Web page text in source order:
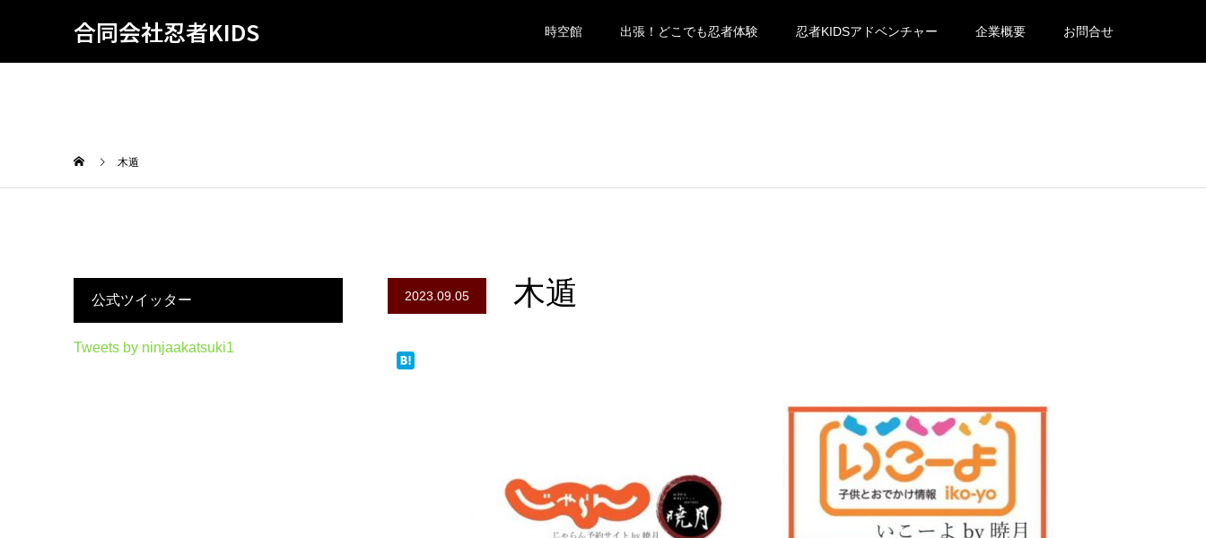
合同会社忍者KIDS 時空館 出張！どこでも忍者体験 忍者KIDSアドベンチャー 企業概要 お問合せ
木遁
2023.09.05 木遁
公式ツイッター
Tweets by ninjaakatsuki1